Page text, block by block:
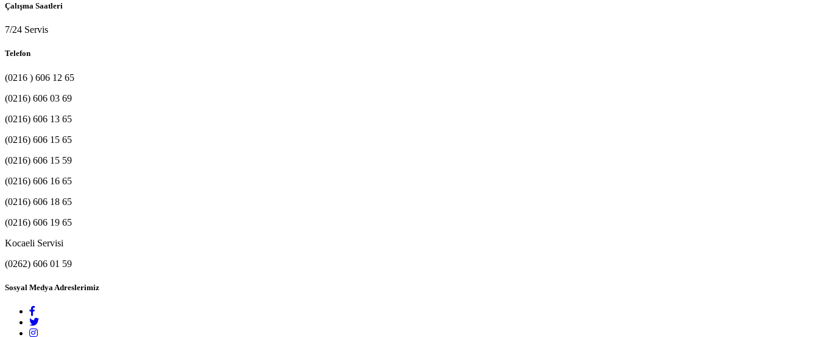
Çalışma Saatleri
7/24 Servis
Telefon
(0216 ) 606 12 65
(0216) 606 03 69
(0216) 606 13 65
(0216) 606 15 65
(0216) 606 15 59
(0216) 606 16 65
(0216) 606 18 65
(0216) 606 19 65
Kocaeli Servisi
(0262) 606 01 59
Sosyal Medya Adreslerimiz